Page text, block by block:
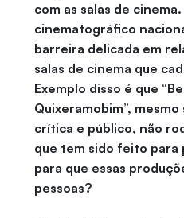
com as salas de
cinematográfico
barreira delicada em
salas de cinema que
Exemplo disso é que
Quixeramobim”,
crítica e público, não
que tem sido feito para
para que essas
pessoas?